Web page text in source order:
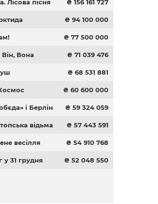
Лісова пісня ₴ 156 161 727
₴ 94 100 000
₴ 77 500 000
Він, Вона ₴ 71 039 476
₴ 68 531 881
₴ 60 600 000
і Берлін ₴ 59 324 059
відьма ₴ 57 443 591
весілля ₴ 54 910 768
у 31 грудня ₴ 52 048 550